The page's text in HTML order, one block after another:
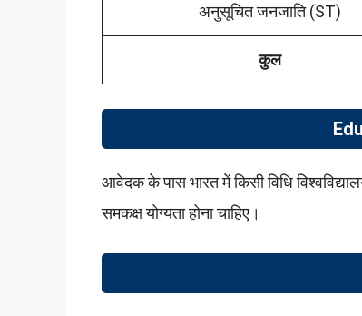
अनुसूचित जनजाति (ST)
कुल
आवेदक के पास भारत में किसी विधि
समकक्ष योग्यता होना चाहिए।